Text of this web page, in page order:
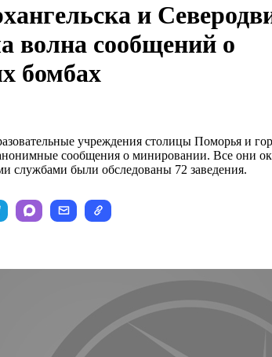
и
волна сообщений о
бомбах
учреждения столицы Поморья и
сообщения о минировании. Все они
службами были обследованы 72 заведения.